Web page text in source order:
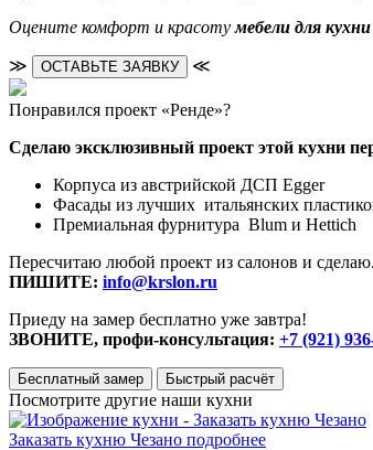
Оцените комфорт и красотумебели для кухни
≫ ОСТАВЬТЕ ЗАЯВКУ ≪
Понравился проект «Ренде»?
Сделаю эксклюзивный проект этой кухни
Корпуса из австрийской ДСП Egger
Фасады из лучших итальянских
Премиальная фурнитура Blum и Hettich
Пересчитаю любой проект из салонов и
ПИШИТЕ: info@krslon.ru
Приеду на замер бесплатно уже завтра!
ЗВОНИТЕ, профи-консультация: +7 (921)
Бесплатный замер Быстрый расчёт
Посмотрите другие наши кухни
Заказать кухню Чезано подробнее